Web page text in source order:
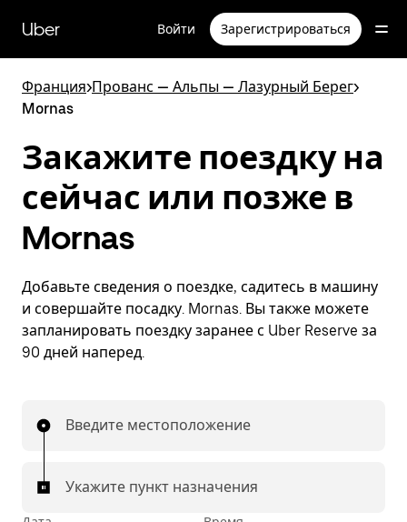
перейти
к
содержимому
Uber Войти Зарегистрироваться
Франция>Прованс — Альпы — Лазурный Берег>
Mornas
Закажите поездку на
сейчас или позже в
Mornas
Добавьте сведения о поездке, садитесь в машину
и совершайте посадку. Mornas. Вы также можете
запланировать поездку заранее с Uber Reserve за
90 дней наперед.
Введите местоположение
Укажите пункт назначения